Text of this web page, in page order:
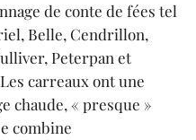
de conte de fées tel
Belle, Cendrillon,
Peterpan et
carreaux ont une
chaude, « presque »
combine